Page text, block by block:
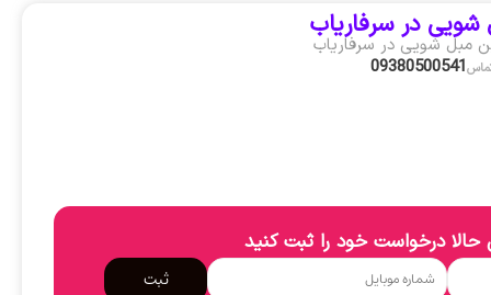
شویی در سرفاریاب
مبل شویی در سرفاریاب
09380500541
درخواست خود را ثبت کنید
ثبت